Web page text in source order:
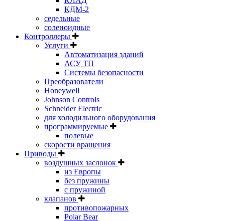
КДМ-2
седельные
соленоидные
Контроллеры
Услуги
Автоматизация зданий
АСУ ТП
Системы безопасности
Преобразователи
Honeywell
Johnson Controls
Schneider Electric
для холодильного оборудования
программируемые
полевые
скорости вращения
Приводы
воздушных заслонок
из Европы
без пружины
с пружиной
клапанов
противопожарных
Polar Bear